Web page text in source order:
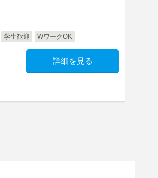
学生歓迎 WワークOK
詳細を見る